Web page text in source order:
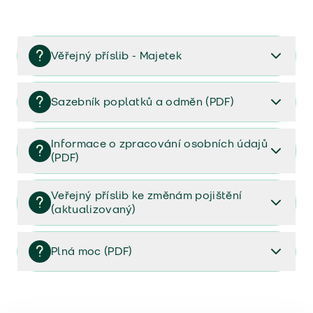
Věřejný příslib - Majetek
Věřejný příslib majetek 2023
Sazebník poplatků a odměn (PDF)
Sazebník poplatků a odměn (PDF)
Informace o zpracování osobních údajů
(PDF)
Informace o zpracování osobních údajů (PDF)
Veřejný příslib ke změnám pojištění
(aktualizovaný)
Veřejný příslib ke změnám pojištění (aktualizovaný)
Plná moc (PDF)